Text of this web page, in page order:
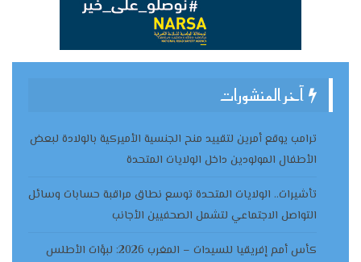
آخر المنشورات
ترامب يوقع أمرين لتقييد منح الجنسية الأميركية بالولادة لبعض
الأطفال المولودين داخل الولايات المتحدة
تأشيرات.. الولايات المتحدة توسع نطاق مراقبة حسابات وسائل
التواصل الاجتماعي لتشمل الصحفيين الأجانب
كأس أمم إفريقيا للسيدات – المغرب 2026: لبؤات الأطلس